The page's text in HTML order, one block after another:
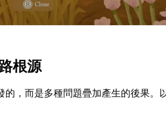
根源
，而是多種問題疊加產生的後果。